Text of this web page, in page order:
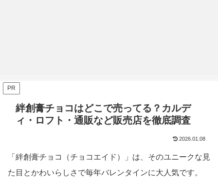
PR
絆創膏チョコはどこで売ってる？カルデ
ィ・ロフト・通販など販売店を徹底調査
2026.01.08
「絆創膏チョコ（チョコエイド）」は、そのユニークな見
た目とかわいらしさで毎年バレンタインに大人気です。